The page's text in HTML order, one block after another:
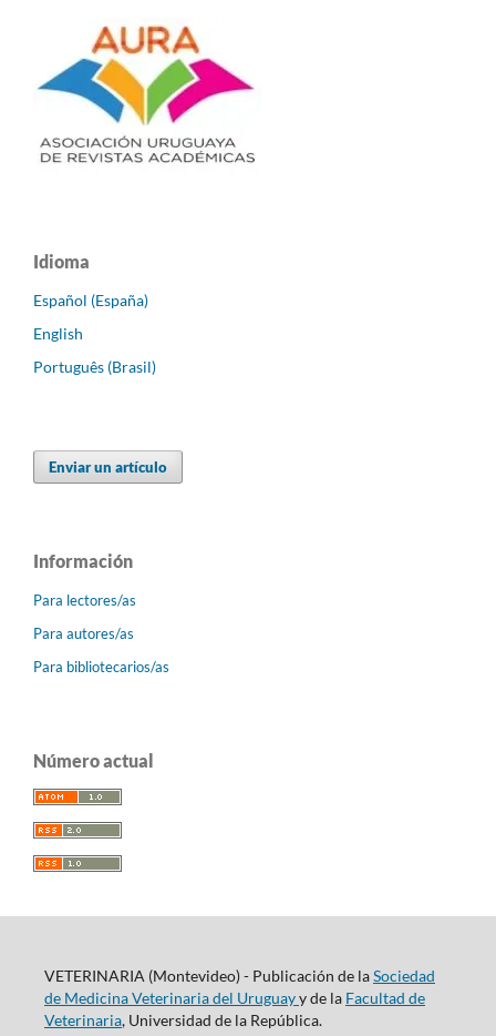
Idioma
Español (España)
English
Português (Brasil)
Enviar un artículo
Información
Para lectores/as
Para autores/as
Para bibliotecarios/as
Número actual
VETERINARIA (Montevideo) - Publicación de laSociedad
de Medicina Veterinaria del Uruguayy de la Facultad de
Veterinaria, Universidad de la República.